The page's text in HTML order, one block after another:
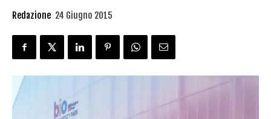
Redazione 24 Giugno 2015